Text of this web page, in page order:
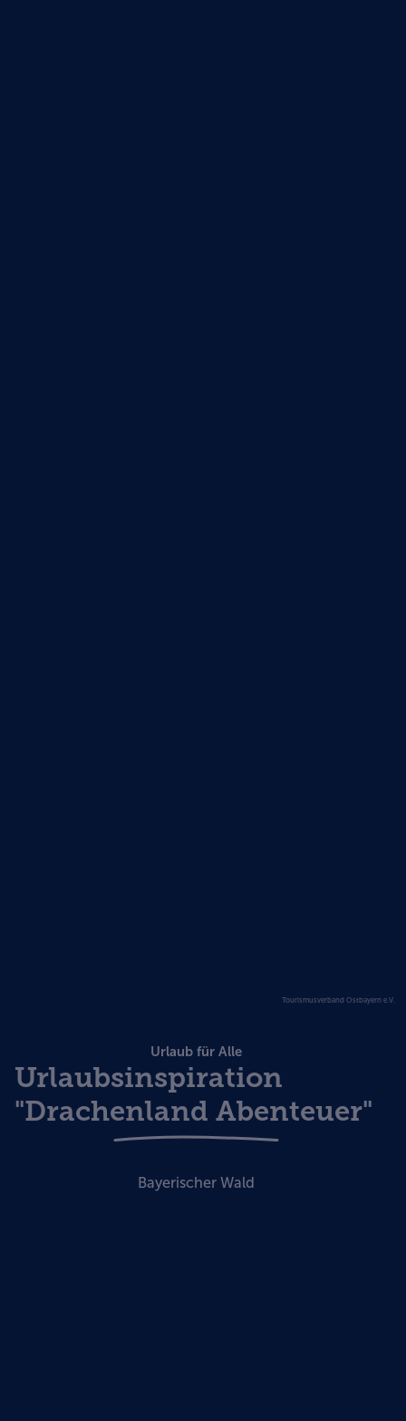
Tourismusverband Ostbayern e.V.
Urlaub für Alle
Urlaubsinspiration
"Drachenland Abenteuer"
Bayerischer Wald